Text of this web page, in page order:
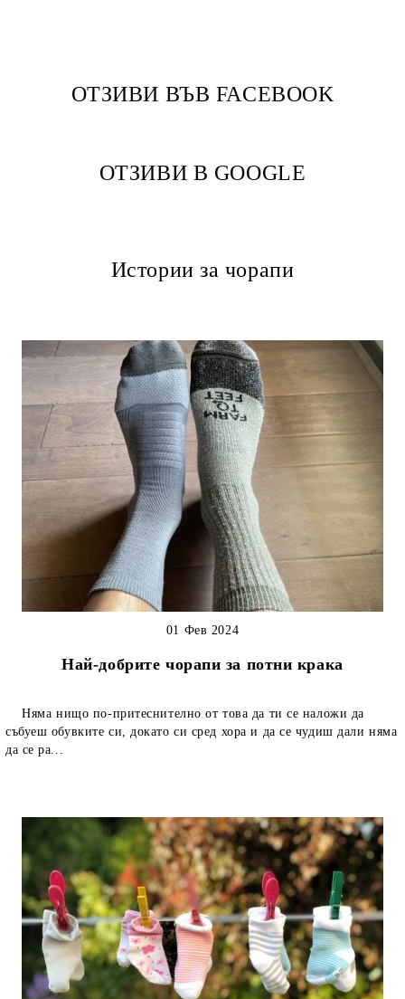
ОТЗИВИ ВЪВ FACEBOOK
ОТЗИВИ В GOOGLE
Истории за чорапи
Най-добрите чорапи за потни крака
01 Фев 2024
Няма нищо по-притеснително от това да ти се наложи да
събуеш обувките си, докато си сред хора и да се чудиш дали няма
да се ра...